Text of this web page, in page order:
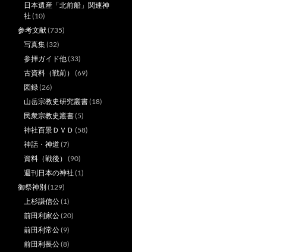
日本遺産「北前船」関連神
社 (10)
参考文献(735)
写真集(32)
参拝ガイド他(33)
古資料（戦前） (69)
図録(26)
山岳宗教史研究叢書(18)
民衆宗教史叢書(5)
神社百景ＤＶＤ (58)
神話・神道 (7)
資料（戦後） (90)
週刊日本の神社 (1)
御祭神別 (129)
上杉謙信公(1)
前田利家公(20)
前田利常公(9)
前田利長公(8)